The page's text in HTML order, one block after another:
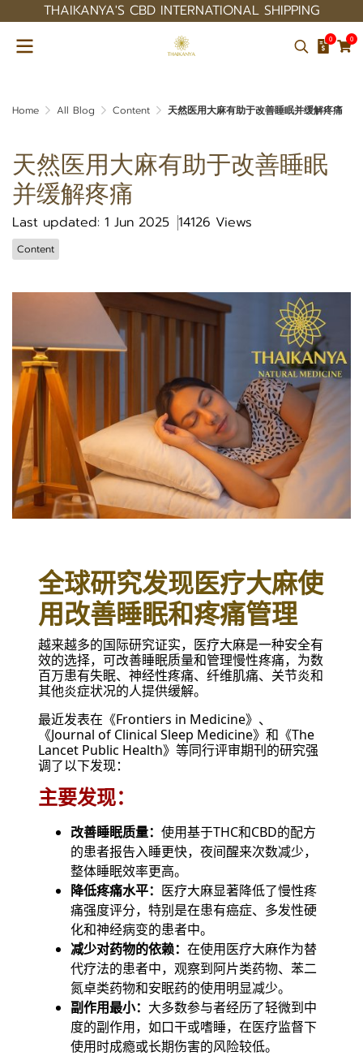
THAIKANYA'S CBD INTERNATIONAL SHIPPING
0 0
Home All Blog Content 天然医用大麻有助于改善睡眠并缓解疼痛
天然医用大麻有助于改善睡眠
并缓解疼痛
Last updated: 1 Jun 2025 14126 Views
Content
全球研究发现医疗大麻使
用改善睡眠和疼痛管理
越来越多的国际研究证实，医疗大麻是一种安全有
效的选择，可改善睡眠质量和管理慢性疼痛，为数
百万患有失眠、神经性疼痛、纤维肌痛、关节炎和
其他炎症状况的人提供缓解。
最近发表在《Frontiers in Medicine》、
《Journal of Clinical Sleep Medicine》和《The
Lancet Public Health》等同行评审期刊的研究强
调了以下发现：
主要发现：
改善睡眠质量： 使用基于THC和CBD的配方
的患者报告入睡更快，夜间醒来次数减少，
整体睡眠效率更高。
降低疼痛水平： 医疗大麻显著降低了慢性疼
痛强度评分，特别是在患有癌症、多发性硬
化和神经病变的患者中。
减少对药物的依赖： 在使用医疗大麻作为替
代疗法的患者中，观察到阿片类药物、苯二
氮卓类药物和安眠药的使用明显减少。
副作用最小： 大多数参与者经历了轻微到中
度的副作用，如口干或嗜睡，在医疗监督下
使用时成瘾或长期伤害的风险较低。